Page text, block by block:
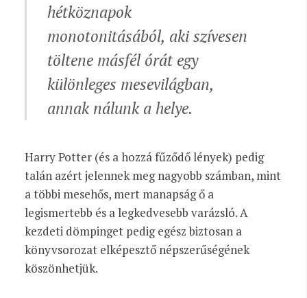
hétköznapok
monotonitásából, aki szívesen
töltene másfél órát egy
különleges mesevilágban,
annak nálunk a helye.
Harry Potter (és a hozzá fűződő lények) pedig
talán azért jelennek meg nagyobb számban, mint
a többi mesehős, mert manapság ő a
legismertebb és a legkedvesebb varázsló. A
kezdeti dömpinget pedig egész biztosan a
könyvsorozat elképesztő népszerűségének
köszönhetjük.